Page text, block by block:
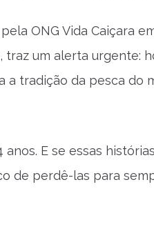
ONG Vida Caiçara
traz um alerta urgente:
a tradição da pesca do
anos. E se essas
de perdê-las para